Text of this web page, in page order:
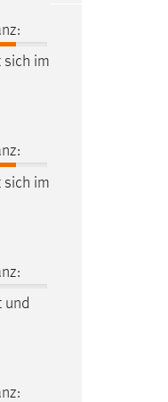
sich im
sich im
und